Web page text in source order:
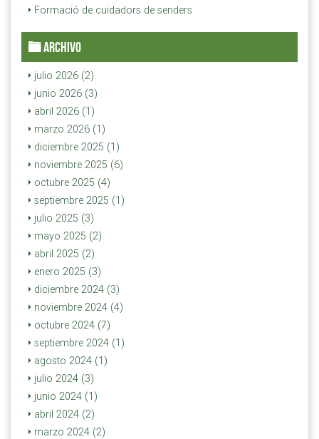
Formació de cuidadors de senders
ARCHIVO
julio 2026 (2)
junio 2026 (3)
abril 2026 (1)
marzo 2026 (1)
diciembre 2025 (1)
noviembre 2025 (6)
octubre 2025 (4)
septiembre 2025 (1)
julio 2025 (3)
mayo 2025 (2)
abril 2025 (2)
enero 2025 (3)
diciembre 2024 (3)
noviembre 2024 (4)
octubre 2024 (7)
septiembre 2024 (1)
agosto 2024 (1)
julio 2024 (3)
junio 2024 (1)
abril 2024 (2)
marzo 2024 (2)